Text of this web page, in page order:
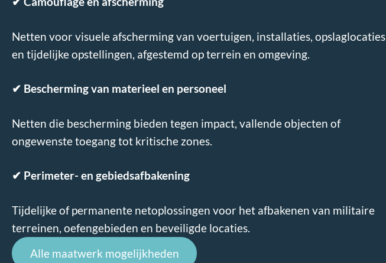
Netten voor visuele afscherming van voertuigen, installaties, opslaglocaties
en tijdelijke opstellingen, afgestemd op terrein en omgeving.
✔ Bescherming van materieel en personeel
Netten die bescherming bieden tegen impact, vallende objecten of
ongewenste toegang tot kritische zones.
✔ Perimeter- en gebiedsafbakening
Tijdelijke of permanente netoplossingen voor het afbakenen van militaire
terreinen, oefengebieden en beveiligde locaties.
Alle maatwerk mogelijkheden